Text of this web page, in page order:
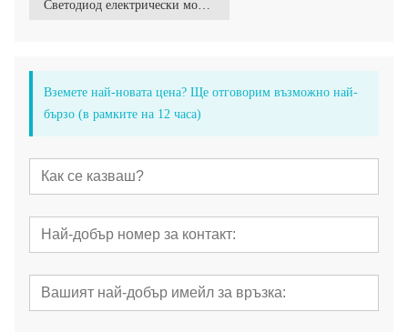
Вземете най-новата цена? Ще отговорим възможно най-
бързо (в рамките на 12 часа)